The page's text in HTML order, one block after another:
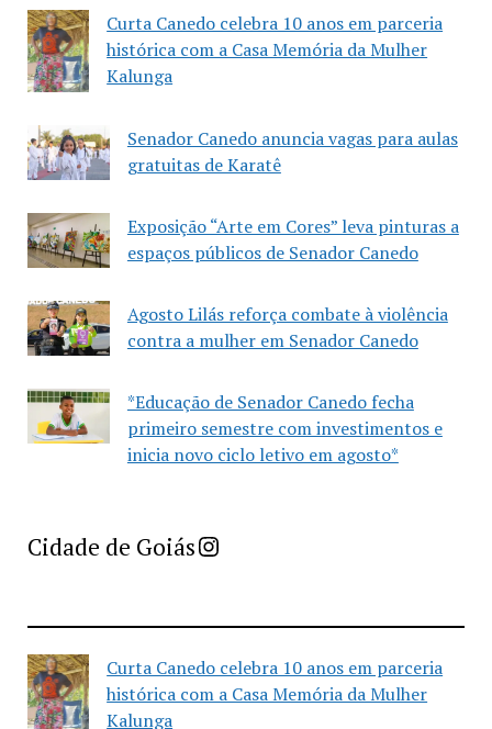
Curta Canedo celebra 10 anos em parceria
histórica com a Casa Memória da Mulher
Kalunga
Senador Canedo anuncia vagas para aulas
gratuitas de Karatê
Exposição “Arte em Cores” leva pinturas a
espaços públicos de Senador Canedo
Agosto Lilás reforça combate à violência
contra a mulher em Senador Canedo
*Educação de Senador Canedo fecha
primeiro semestre com investimentos e
inicia novo ciclo letivo em agosto*
Cidade de GoiásImprensa Criativa da Cidade de Goiás
Curta Canedo celebra 10 anos em parceria
histórica com a Casa Memória da Mulher
Kalunga